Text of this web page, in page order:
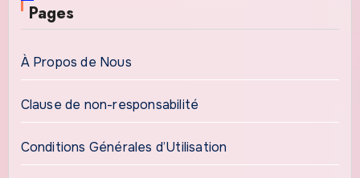
Pages
À Propos de Nous
Clause de non-responsabilité
Conditions Générales d’Utilisation